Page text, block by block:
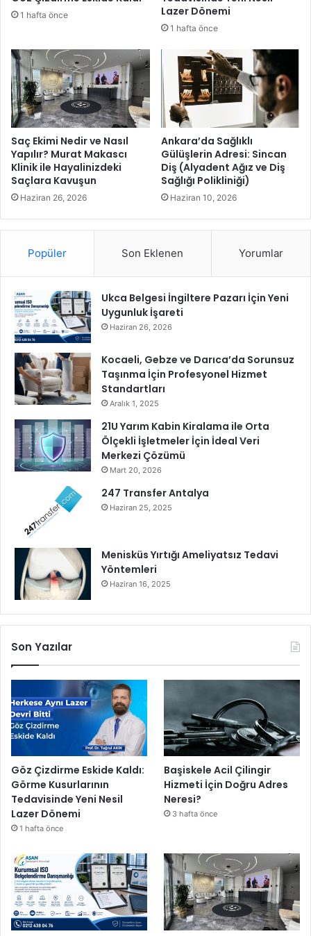
v
e
s
i
S
o
r
u
n
l
a
r
ü
m
e
Ç
a
a
r
a
ğ
ı
o
l
d
u
1 hafta önce
Lazer Dönemi
1 hafta önce
Saç Ekimi Nedir ve Nasıl
Yapılır? Murat Makascı
Klinik ile Hayalinizdeki
Saçlara Kavuşun
Haziran 26, 2026
Ankara’da Sağlıklı
Gülüşlerin Adresi: Sincan
Diş (Alyadent Ağız ve Diş
Sağlığı Polikliniği)
Haziran 10, 2026
Popüler Son Eklenen Yorumlar
Ukca Belgesi İngiltere Pazarı İçin Yeni
Uygunluk İşareti
Haziran 26, 2026
Kocaeli, Gebze ve Darıca’da Sorunsuz
Taşınma İçin Profesyonel Hizmet
Standartları
Aralık 1, 2025
21U Yarım Kabin Kiralama ile Orta
Ölçekli İşletmeler İçin İdeal Veri
Merkezi Çözümü
Mart 20, 2026
247 Transfer Antalya
Haziran 25, 2025
Menisküs Yırtığı Ameliyatsız Tedavi
Yöntemleri
Haziran 16, 2025
Son Yazılar
Göz Çizdirme Eskide Kaldı:
Görme Kusurlarının
Tedavisinde Yeni Nesil
Lazer Dönemi
1 hafta önce
Başiskele Acil Çilingir
Hizmeti İçin Doğru Adres
Neresi?
3 hafta önce